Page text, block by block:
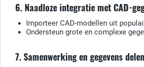
6. Naadloze integratie met CAD-
Importeer CAD-modellen uit
Ondersteun grote en complexe
7. Samenwerking en gegevens delen